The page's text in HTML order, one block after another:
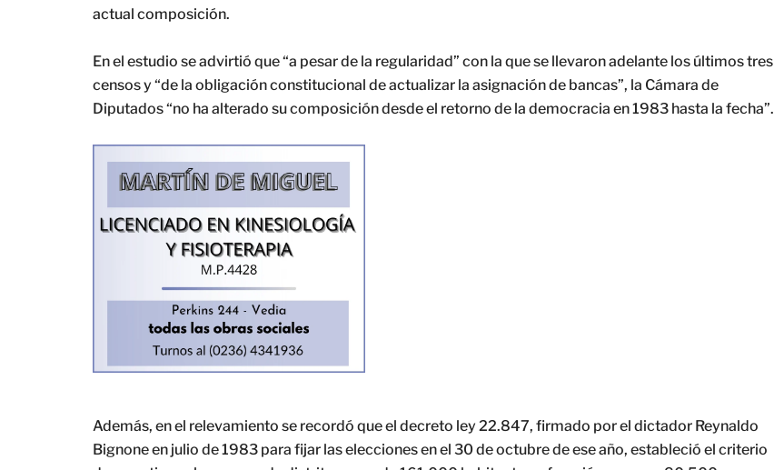
actual composición.
En el estudio se advirtió que “a pesar de la regularidad” con la que se llevaron adelante los últimos tres
censos y “de la obligación constitucional de actualizar la asignación de bancas”, la Cámara de
Diputados “no ha alterado su composición desde el retorno de la democracia en 1983 hasta la fecha”.
Además, en el relevamiento se recordó que el decreto ley 22.847, firmado por el dictador Reynaldo
Bignone en julio de 1983 para fijar las elecciones en el 30 de octubre de ese año, estableció el criterio